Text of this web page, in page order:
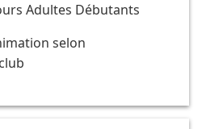
Adultes Débutants
selon